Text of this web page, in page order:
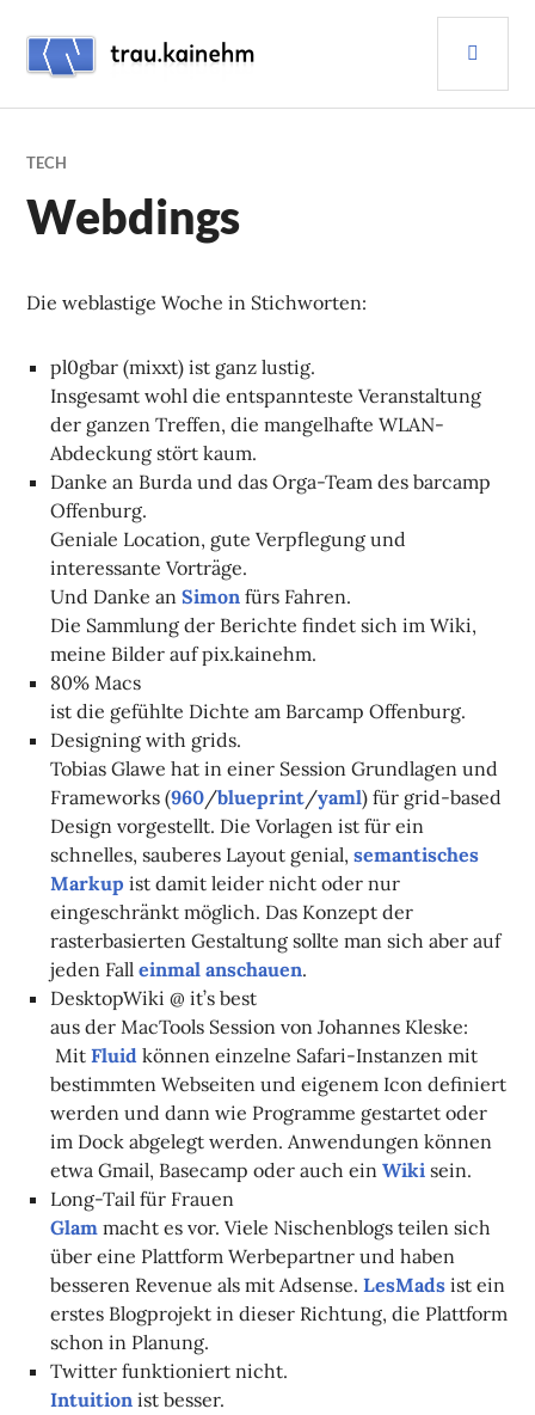
content
TRAU.KAINEHM
TECH
Webdings
Die weblastige Woche in Stichworten:
pl0gbar (mixxt) ist ganz lustig.
Insgesamt wohl die entspannteste Veranstaltung
der ganzen Treffen, die mangelhafte WLAN-
Abdeckung stört kaum.
Danke an Burda und das Orga-Team des barcamp
Offenburg.
Geniale Location, gute Verpflegung und
interessante Vorträge.
Und Danke anSimon fürs Fahren.
Die Sammlung der Berichte findet sich im Wiki,
meine Bilder auf pix.kainehm.
80% Macs
ist die gefühlte Dichte am Barcamp Offenburg.
Designing with grids.
Tobias Glawe hat in einer Session Grundlagen und
Frameworks (960/blueprint/yaml) für grid-based
Design vorgestellt. Die Vorlagen ist für ein
schnelles, sauberes Layout genial,semantisches
Markup ist damit leider nicht oder nur
eingeschränkt möglich. Das Konzept der
rasterbasierten Gestaltung sollte man sich aber auf
jeden Falleinmal anschauen.
DesktopWiki @ it’s best
aus der MacTools Session von Johannes Kleske:
MitFluid können einzelne Safari-Instanzen mit
bestimmten Webseiten und eigenem Icon definiert
werden und dann wie Programme gestartet oder
im Dock abgelegt werden. Anwendungen können
etwa Gmail, Basecamp oder auch einWiki sein.
Long-Tail für Frauen
Glam macht es vor. Viele Nischenblogs teilen sich
über eine Plattform Werbepartner und haben
besseren Revenue als mit Adsense.LesMads ist ein
erstes Blogprojekt in dieser Richtung, die Plattform
schon in Planung.
Twitter funktioniert nicht.
Intuition ist besser.